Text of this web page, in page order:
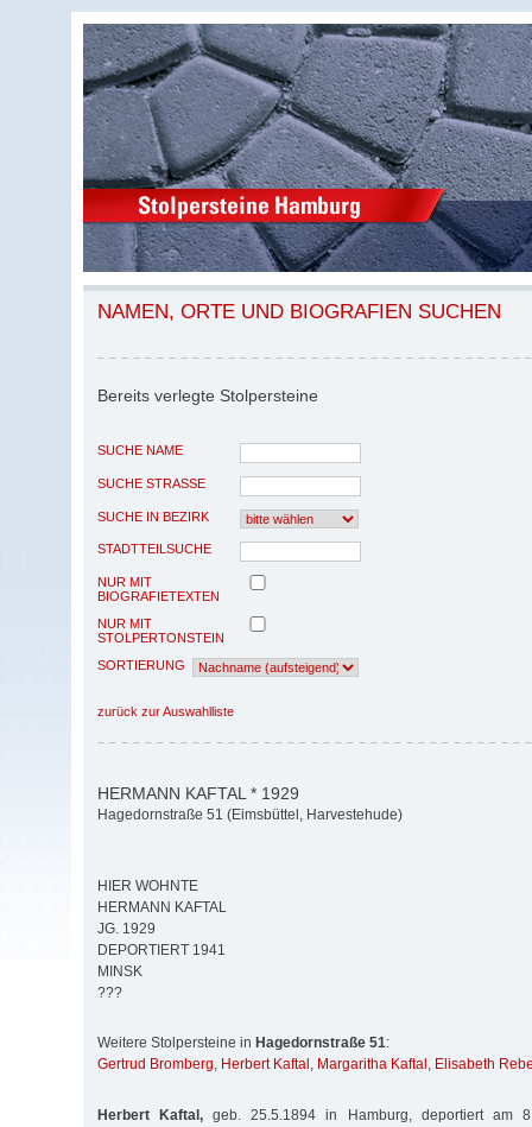
NAMEN, ORTE UND BIOGRAFIEN SUCHEN
Bereits verlegte Stolpersteine
SUCHE NAME
SUCHE STRASSE
SUCHE IN BEZIRK
STADTTEILSUCHE
NUR MIT
BIOGRAFIETEXTEN
NUR MIT
STOLPERTONSTEIN
SORTIERUNG
zurück zur Auswahlliste
HERMANN KAFTAL * 1929
Hagedornstraße 51 (Eimsbüttel, Harvestehude)
HIER WOHNTE
HERMANN KAFTAL
JG. 1929
DEPORTIERT 1941
MINSK
???
Weitere Stolpersteine in Hagedornstraße 51:
Gertrud Bromberg, Herbert Kaftal , Margaritha Kaftal , Elisabeth
Herbert Kaftal, geb. 25.5.1894 in Hamburg, deportiert am